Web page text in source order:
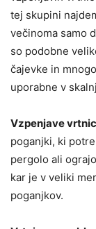
tej skupini
večinoma samo
so podobne
čajevke in
uporabne v
Vzpenjave
poganjki, ki
pergolo ali
kar je v veliki
poganjkov.